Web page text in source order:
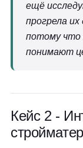
ещё
прогрела их
потому что
понимают
Кейс 2 -